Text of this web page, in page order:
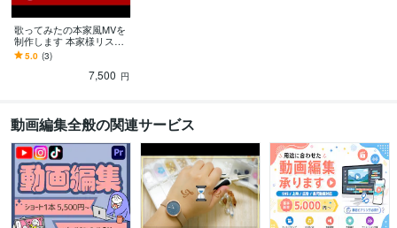
歌ってみたの本家風MVを
制作します 本家様リスペ
クトで高品質なMVを作り
ます！
5.0 (3)
7,500 円
動画編集全般の関連サービス